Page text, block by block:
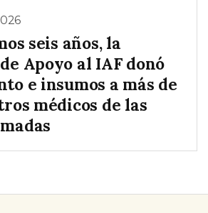
seis años, la
Apoyo al IAF donó
e insumos a más de
médicos de las